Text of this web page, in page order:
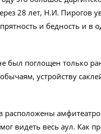
28 лет, Н.И. Пирогов
и бедность и в
был поглощен только
устройству
расположены
видеть весь аул. Как